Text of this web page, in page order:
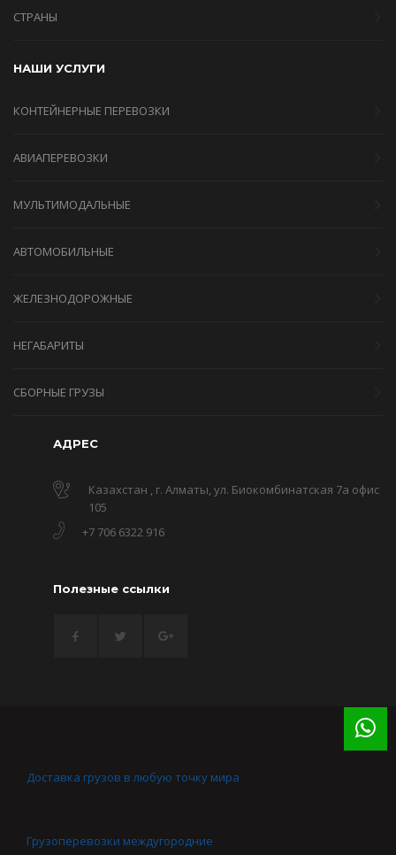
СТРАНЫ
НАШИ УСЛУГИ
КОНТЕЙНЕРНЫЕ ПЕРЕВОЗКИ
АВИАПЕРЕВОЗКИ
МУЛЬТИМОДАЛЬНЫЕ
АВТОМОБИЛЬНЫЕ
ЖЕЛЕЗНОДОРОЖНЫЕ
НЕГАБАРИТЫ
СБОРНЫЕ ГРУЗЫ
АДРЕС
Казахстан , г. Алматы, ул. Биокомбинатская 7а офис
105
+7 706 6322 916
Полезные ссылки
Доставка грузов в любую точку мира
Грузоперевозки междугородние